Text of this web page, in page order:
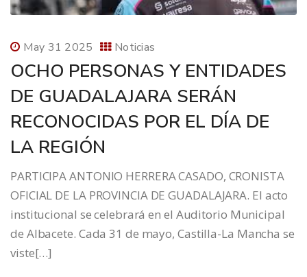
May 31 2025 Noticias
OCHO PERSONAS Y ENTIDADES
DE GUADALAJARA SERÁN
RECONOCIDAS POR EL DÍA DE
LA REGIÓN
PARTICIPA ANTONIO HERRERA CASADO, CRONISTA
OFICIAL DE LA PROVINCIA DE GUADALAJARA. El acto
institucional se celebrará en el Auditorio Municipal
de Albacete. Cada 31 de mayo, Castilla-La Mancha se
viste[…]